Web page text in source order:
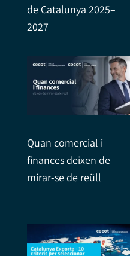
de Catalunya 2025–
2027
Quan comercial i
finances deixen de
mirar-se de reüll